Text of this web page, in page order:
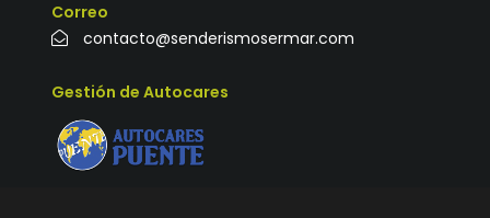
Correo
contacto@senderismosermar.com
Gestión de Autocares